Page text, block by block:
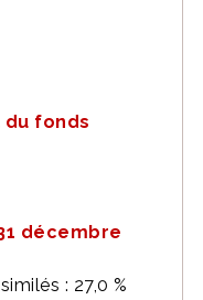
fonds
décembre
: 27,0 %